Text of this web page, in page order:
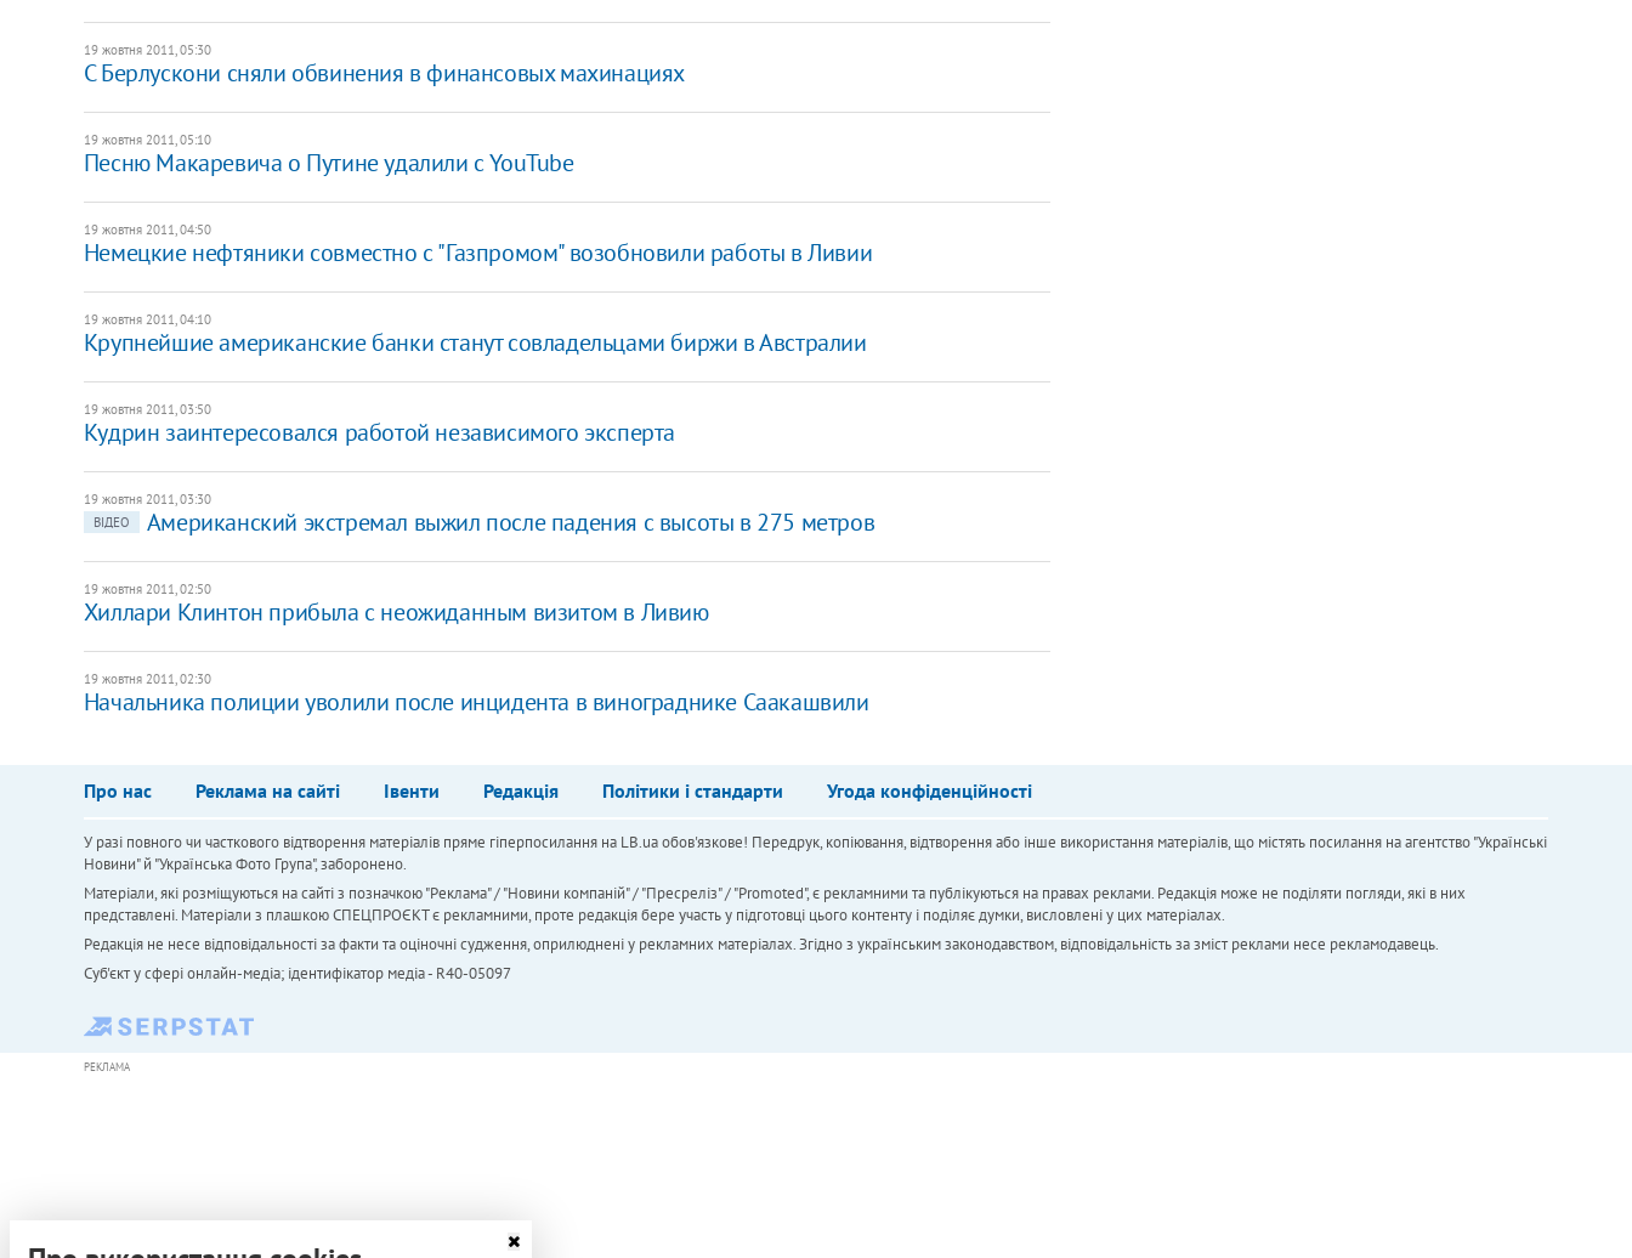
19 жовтня 2011, 05:30
С Берлускони сняли обвинения в финансовых махинациях
19 жовтня 2011, 05:10
Песню Макаревича о Путине удалили с YouTube
19 жовтня 2011, 04:50
Немецкие нефтяники совместно с "Газпромом" возобновили работы в Ливии
19 жовтня 2011, 04:10
Крупнейшие американские банки станут совладельцами биржи в Австралии
19 жовтня 2011, 03:50
Кудрин заинтересовался работой независимого эксперта
19 жовтня 2011, 03:30
ВІДЕО
Американский экстремал выжил после падения с высоты в 275 метров
19 жовтня 2011, 02:50
Хиллари Клинтон прибыла с неожиданным визитом в Ливию
19 жовтня 2011, 02:30
Начальника полиции уволили после инцидента в винограднике Саакашвили
Про нас Реклама на сайті Івенти Редакція Політики і стандарти Угода конфіденційності
У разі повного чи часткового відтворення матеріалів пряме гіперпосилання на LB.ua обов'язкове! Передрук, копіювання, відтворення або інше використання матеріалів, що містять посилання на агентство "Українськi
Новини" й "Українська Фото Група", заборонено.
Матеріали, які розміщуються на сайті з позначкою "Реклама" / "Новини компаній" / "Пресреліз" / "Promoted", є рекламними та публікуються на правах реклами. Редакція може не поділяти погляди, які в них
представлені. Матеріали з плашкою СПЕЦПРОЄКТ є рекламними, проте редакція бере участь у підготовці цього контенту і поділяє думки, висловлені у цих матеріалах.
Редакція не несе відповідальності за факти та оціночні судження, оприлюднені у рекламних матеріалах. Згідно з українським законодавством, відповідальність за зміст реклами несе рекламодавець.
Cуб'єкт у сфері онлайн-медіа; ідентифікатор медіа - R40-05097
РЕКЛАМА